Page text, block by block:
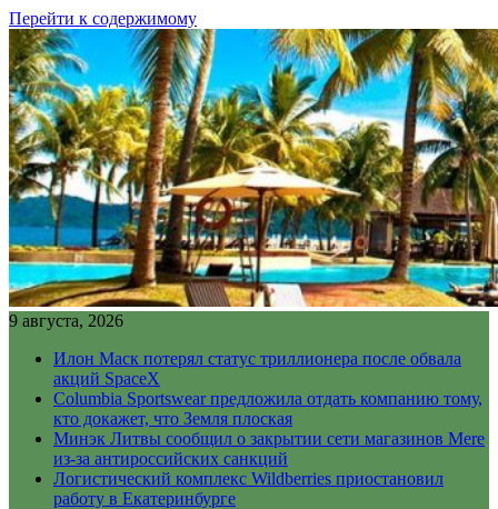
Перейти к содержимому
9 августа, 2026
Илон Маск потерял статус триллионера после обвала
акций SpaceX
Columbia Sportswear предложила отдать компанию тому,
кто докажет, что Земля плоская
Минэк Литвы сообщил о закрытии сети магазинов Mere
из-за антироссийских санкций
Логистический комплекс Wildberries приостановил
работу в Екатеринбурге